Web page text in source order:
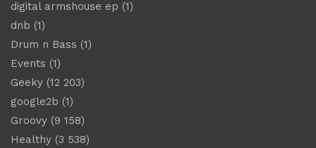
digital armshouse ep (1)
dnb (1)
Drum n Bass (1)
Events (1)
Geeky (12 203)
google2b (1)
Groovy (9 158)
Healthy (3 538)